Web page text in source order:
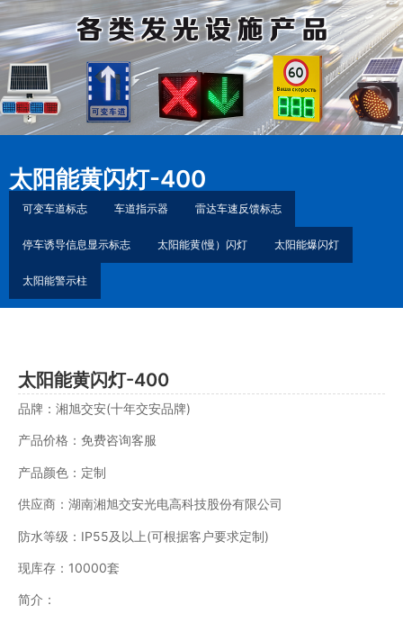
太阳能黄闪灯-400
可变车道标志 车道指示器 雷达车速反馈标志
停车诱导信息显示标志 太阳能黄(慢）闪灯 太阳能爆闪灯
太阳能警示柱
太阳能黄闪灯-400
品牌：湘旭交安(十年交安品牌)
产品价格：免费咨询客服
产品颜色：定制
供应商：湖南湘旭交安光电高科技股份有限公司
防水等级：IP55及以上(可根据客户要求定制)
现库存：10000套
简介：